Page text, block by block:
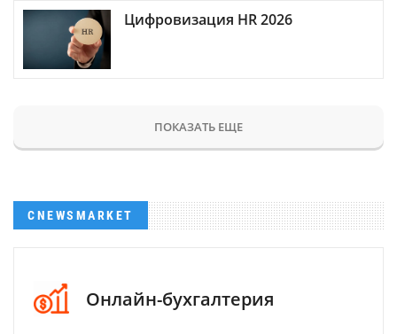
Цифровизация HR 2026
ПОКАЗАТЬ ЕЩЕ
CNEWSMARKET
Онлайн-бухгалтерия